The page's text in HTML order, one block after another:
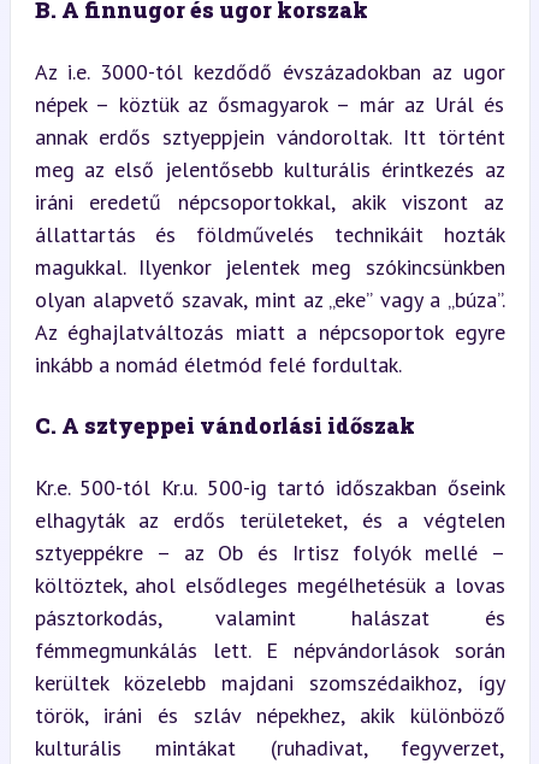
B. A finnugor és ugor korszak
Az i.e. 3000-tól kezdődő évszázadokban az ugor
népek – köztük az ősmagyarok – már az Urál és
annak erdős sztyeppjein vándoroltak. Itt történt
meg az első jelentősebb kulturális érintkezés az
iráni eredetű népcsoportokkal, akik viszont az
állattartás és földművelés technikáit hozták
magukkal. Ilyenkor jelentek meg szókincsünkben
olyan alapvető szavak, mint az „eke” vagy a „búza”.
Az éghajlatváltozás miatt a népcsoportok egyre
inkább a nomád életmód felé fordultak.
C. A sztyeppei vándorlási időszak
Kr.e. 500-tól Kr.u. 500-ig tartó időszakban őseink
elhagyták az erdős területeket, és a végtelen
sztyeppékre – az Ob és Irtisz folyók mellé –
költöztek, ahol elsődleges megélhetésük a lovas
pásztorkodás, valamint halászat és
fémmegmunkálás lett. E népvándorlások során
kerültek közelebb majdani szomszédaikhoz, így
török, iráni és szláv népekhez, akik különböző
kulturális mintákat (ruhadivat, fegyverzet,